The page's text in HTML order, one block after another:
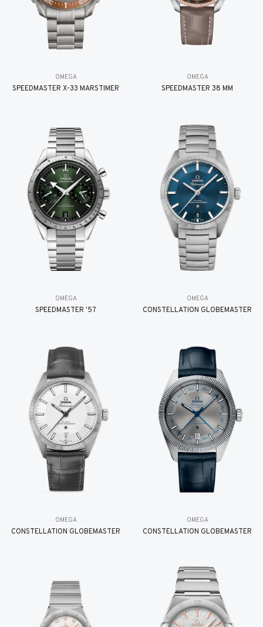
OMEGA
SPEEDMASTER X-33 MARSTIMER
OMEGA
SPEEDMASTER 38 MM
OMEGA
SPEEDMASTER '57
OMEGA
CONSTELLATION GLOBEMASTER
OMEGA
CONSTELLATION GLOBEMASTER
OMEGA
CONSTELLATION GLOBEMASTER